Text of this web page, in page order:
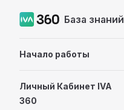
Skip to contentБаза знаний
Начало работы
Личный Кабинет IVA
360